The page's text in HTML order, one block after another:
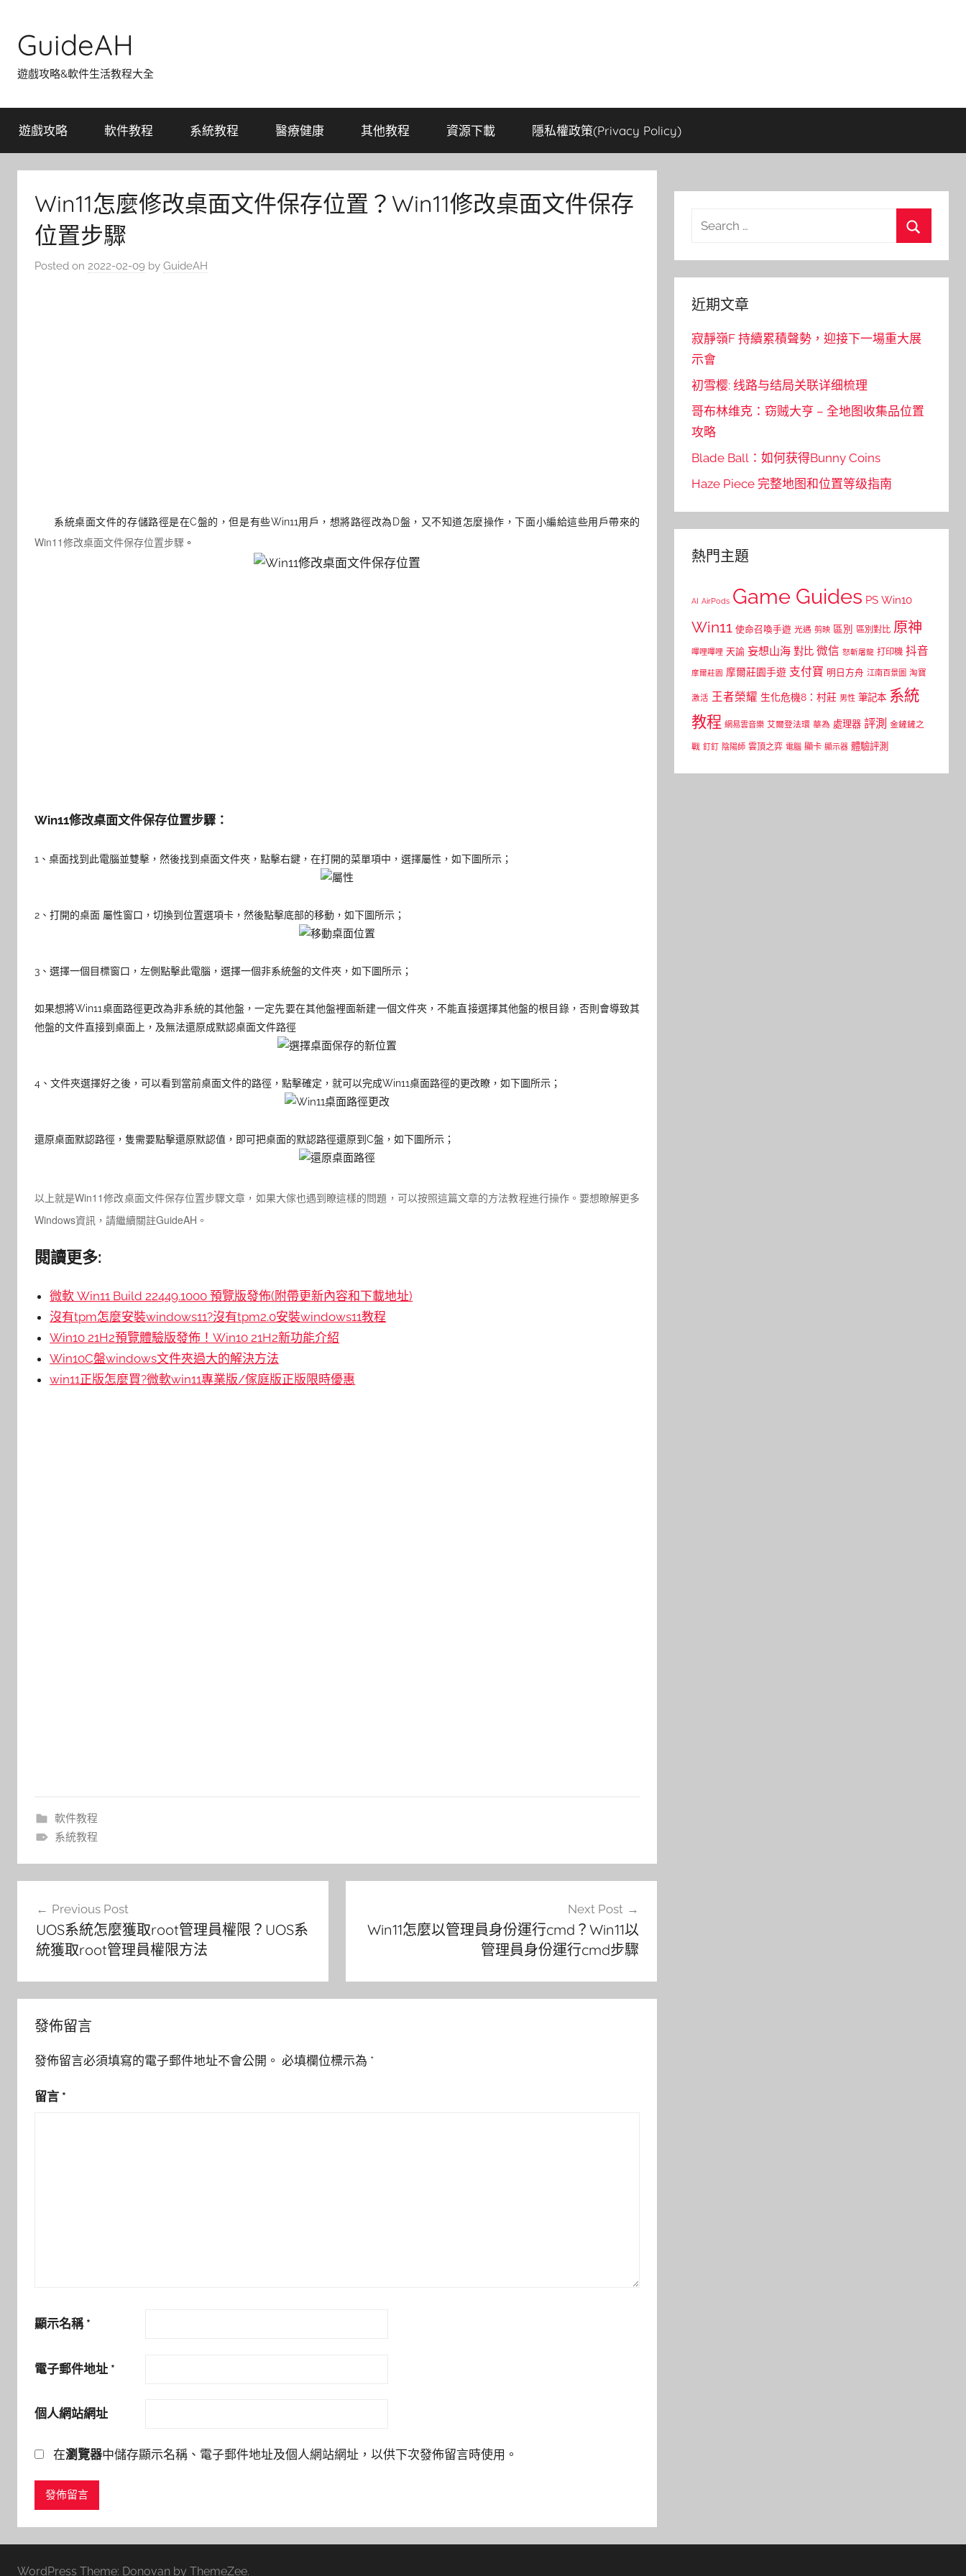
content
GuideAH
遊戲攻略&軟件生活教程大全
遊戲攻略 軟件教程 系統教程 醫療健康 其他教程 資源下載 隱私權政策(Privacy Policy)
Win11怎麼修改桌面文件保存位置？Win11修改桌面文件保存
位置步驟
Posted on 2022-02-09 by GuideAH
系統桌面文件的存儲路徑是在C盤的，但是有些Win11用戶，想將路徑改為D盤，又不知道怎麼操作，下面小編給這些用戶帶來的
Win11修改桌面文件保存位置步驟 。
Win11修改桌面文件保存位置步驟：
1、桌面找到此電腦並雙擊，然後找到桌面文件夾，點擊右鍵，在打開的菜單項中，選擇屬性，如下圖所示；
2、打開的桌面 屬性窗口，切換到位置選項卡，然後點擊底部的移動 ，如下圖所示；
3、選擇一個目標窗口，左側點擊此電腦，選擇一個非系統盤的文件夾 ，如下圖所示；
如果想將Win11桌面路徑更改為非系統的其他盤，一定先要在其他盤裡面新建一個文件夾，不能直接選擇其他盤的根目錄，否則會導致其
他盤的文件直接到桌面上，及無法還原成默認桌面文件路徑
4、文件夾選擇好之後，可以看到當前桌面文件的路徑，點擊確定，就可以完成Win11桌面路徑的更改瞭 ，如下圖所示；
還原桌面默認路徑，隻需要點擊還原默認值，即可把桌面的默認路徑還原到C盤 ，如下圖所示；
以上就是Win11修改桌面文件保存位置步驟文章，如果大傢也遇到瞭這樣的問題，可以按照這篇文章的方法教程進行操作。要想瞭解更多
Windows資訊，請繼續關註GuideAH。
閱讀更多:
微軟 Win11 Build 22449.1000 預覽版發佈(附帶更新內容和下載地址)
沒有tpm怎麼安裝windows11?沒有tpm2.0安裝windows11教程
Win10 21H2預覽體驗版發佈！Win10 21H2新功能介紹
Win10C盤windows文件夾過大的解決方法
win11正版怎麼買?微軟win11專業版/傢庭版正版限時優惠
軟件教程
系統教程
Previous Post
UOS系統怎麼獲取root管理員權限？UOS系
統獲取root管理員權限方法
Next Post
Win11怎麼以管理員身份運行cmd？Win11以
管理員身份運行cmd步驟
發佈留言
發佈留言必須填寫的電子郵件地址不會公開。 必填欄位標示為 *
留言 *
顯示名稱 *
電子郵件地址 *
個人網站網址
在瀏覽器中儲存顯示名稱、電子郵件地址及個人網站網址，以供下次發佈留言時使用。
Search
近期文章
寂靜嶺F 持續累積聲勢，迎接下一場重大展
示會
初雪樱: 线路与结局关联详细梳理
哥布林维克：窃贼大亨 – 全地图收集品位置
攻略
Blade Ball：如何获得Bunny Coins
Haze Piece 完整地图和位置等级指南
熱門主題
AI AirPods Game Guides PS Win10
Win11 使命召喚手遊 光遇 剪映 區別 區別對比 原神
嗶哩嗶哩 天諭 妄想山海 對比 微信 怒斬屠龍 打印機 抖音
摩爾莊園 摩爾莊園手遊 支付寶 明日方舟 江南百景圖 淘寶
激活 王者榮耀 生化危機8：村莊 男性 筆記本 系統
教程 網易雲音樂 艾爾登法環 華為 處理器 評測 金鏟鏟之
戰 釘釘 陰陽師 雲頂之弈 電腦 顯卡 顯示器 體驗評測
WordPress Theme: Donovan by ThemeZee.